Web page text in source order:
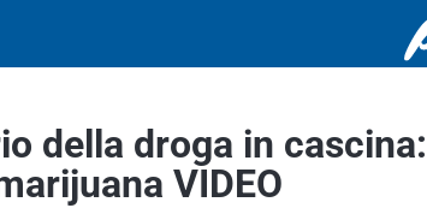
della droga in
VIDEO